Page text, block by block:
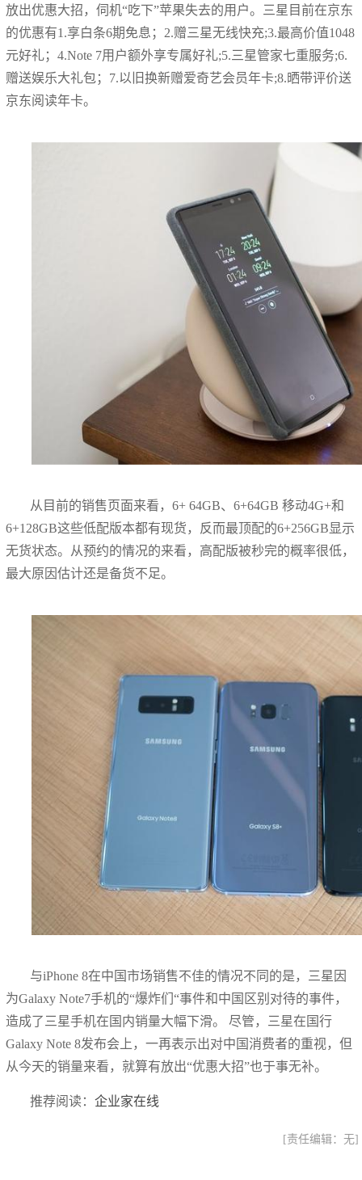
放出优惠大招，伺机“吃下”苹果失去的用户。三星目前在京东
的优惠有1.享白条6期免息；2.赠三星无线快充;3.最高价值1048
元好礼；4.Note 7用户额外享专属好礼;5.三星管家七重服务;6.
赠送娱乐大礼包；7.以旧换新赠爱奇艺会员年卡;8.晒带评价送
京东阅读年卡。
从目前的销售页面来看，6+ 64GB、6+64GB 移动4G+和
6+128GB这些低配版本都有现货，反而最顶配的6+256GB显示
无货状态。从预约的情况的来看，高配版被秒完的概率很低，
最大原因估计还是备货不足。
与iPhone 8在中国市场销售不佳的情况不同的是，三星因
为Galaxy Note7手机的“爆炸们“事件和中国区别对待的事件，
造成了三星手机在国内销量大幅下滑。 尽管，三星在国行
Galaxy Note 8发布会上，一再表示出对中国消费者的重视，但
从今天的销量来看，就算有放出“优惠大招”也于事无补。
推荐阅读：企业家在线
[责任编辑：无]